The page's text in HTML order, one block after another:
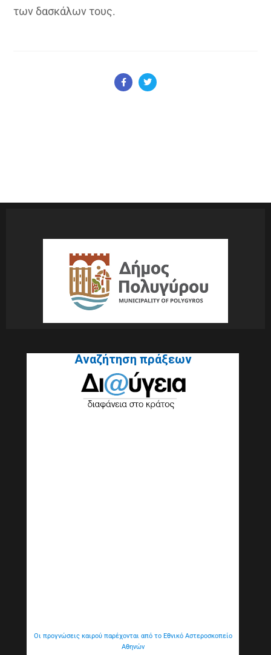
των δασκάλων τους.
Αναζήτηση πράξεων
Οι προγνώσεις καιρού παρέχονται από το Εθνικό Αστεροσκοπείο
Αθηνών